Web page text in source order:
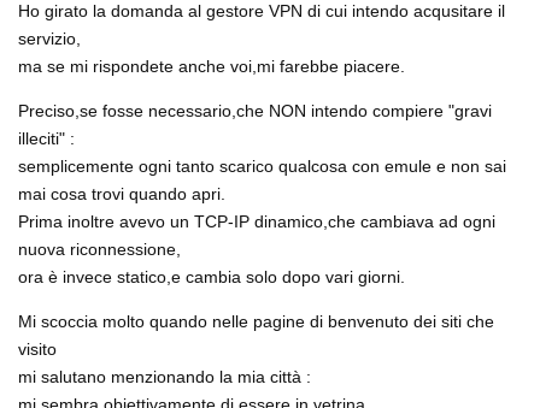
Ho girato la domanda al gestore VPN di cui intendo acqusitare il
servizio,
ma se mi rispondete anche voi,mi farebbe piacere.
Preciso,se fosse necessario,che NON intendo compiere "gravi
illeciti" :
semplicemente ogni tanto scarico qualcosa con emule e non sai
mai cosa trovi quando apri.
Prima inoltre avevo un TCP-IP dinamico,che cambiava ad ogni
nuova riconnessione,
ora è invece statico,e cambia solo dopo vari giorni.
Mi scoccia molto quando nelle pagine di benvenuto dei siti che
visito
mi salutano menzionando la mia città :